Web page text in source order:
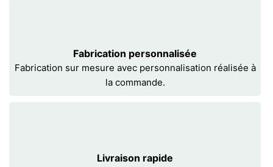
Fabrication personnalisée
Fabrication sur mesure avec personnalisation réalisée à
la commande.
Livraison rapide